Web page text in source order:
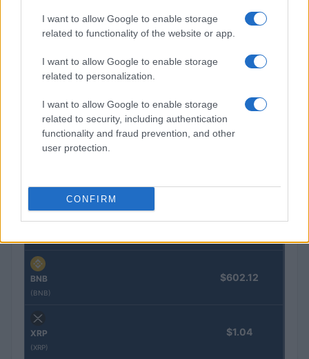
I want to allow Google to enable storage
related to functionality of the website or app.
I want to allow Google to enable storage
related to personalization.
I want to allow Google to enable storage
related to security, including authentication
functionality and fraud prevention, and other
user protection.
CONFIRM
Hackers de Corea del Norte comprometen a OPPO y Coinbase
en una campaña global de robo de criptomonedas
Diego Martín · 8 Ago 2026
Nombre
Ethereum $1,919.47
BNB
(BNB)
$602.12
XRP
(XRP)
$1.04